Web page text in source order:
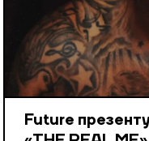
Future